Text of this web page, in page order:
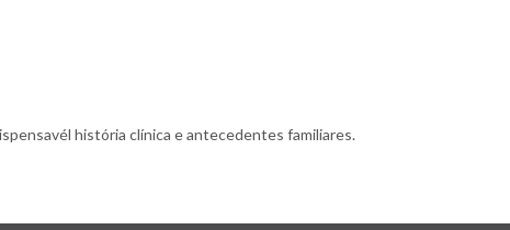
história clínica e antecedentes familiares.